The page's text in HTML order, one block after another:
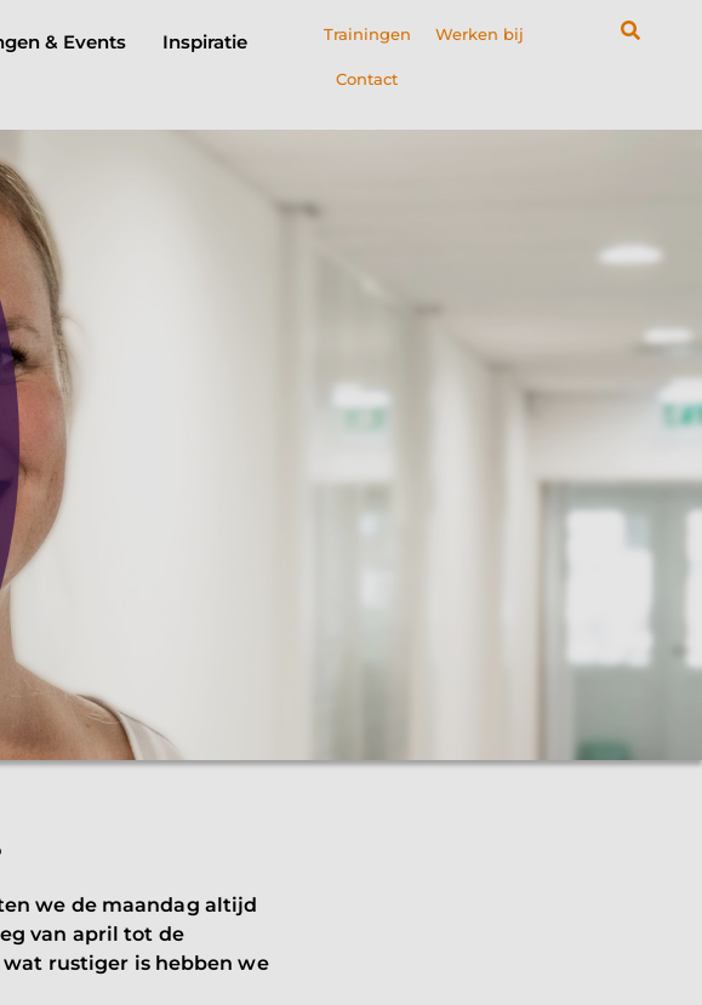
& Events
Inspiratie
Trainingen Werken bij
Contact
we de maandag altijd
van april tot de
rustiger is hebben we